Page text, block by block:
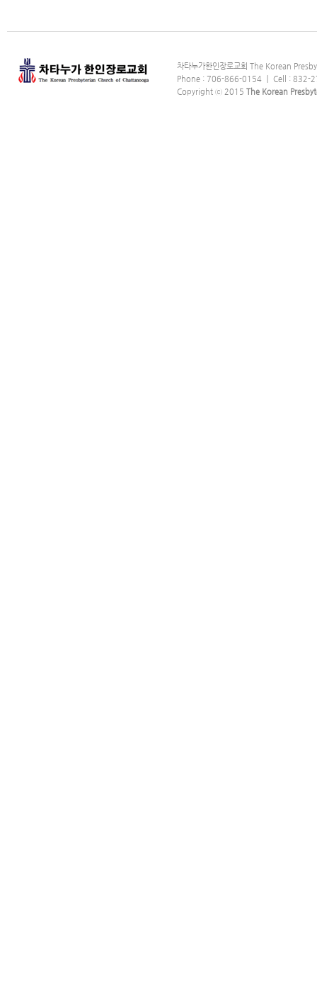
차타누가한인장로교회 The Korean
Phone : 706-866-0154 ｜ Cell : 832-
Copyright ⓒ 2015 The Korean